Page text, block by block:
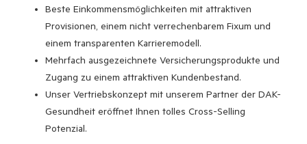
Beste Einkommensmöglichkeiten mit attraktiven
Provisionen, einem nicht verrechenbarem Fixum und
einem transparenten Karrieremodell.
Mehrfach ausgezeichnete Versicherungsprodukte und
Zugang zu einem attraktiven Kundenbestand.
Unser Vertriebskonzept mit unserem Partner der DAK-
Gesundheit eröffnet Ihnen tolles Cross-Selling
Potenzial.